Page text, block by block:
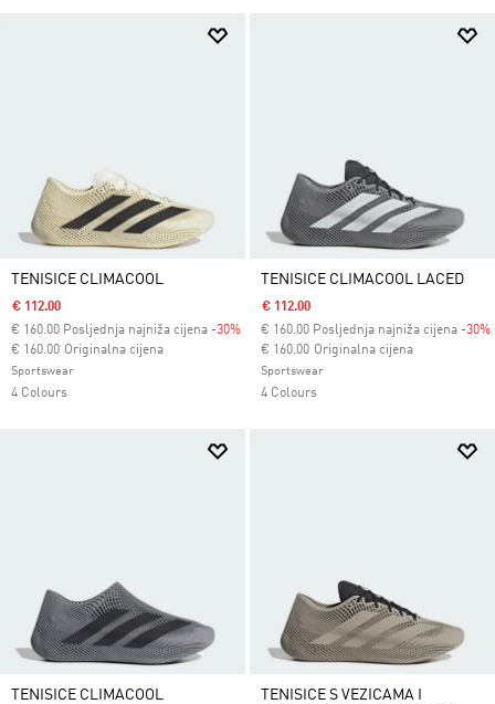
TENISICE CLIMACOOL
€ 112.00
€ 160.00 Posljednja najniža cijena -30%
Originalna cijena
Cijena umanjena od
€ 160.00za
Sportswear
4 Colours
TENISICE CLIMACOOL LACED
€ 112.00
€ 160.00 Posljednja najniža cijena -30%
Originalna cijena
Cijena umanjena od
€ 160.00za
Sportswear
4 Colours
TENISICE CLIMACOOL
TENISICE S VEZICAMA I